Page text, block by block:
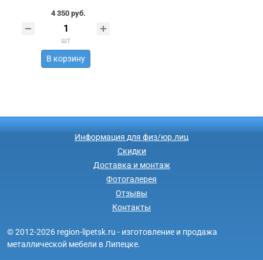
4 350 руб.
шт
В корзину
Информация для физ/юр.лиц
Скидки
Доставка и монтаж
Фотогалерея
Отзывы
Контакты
© 2012-2026 region-lipetsk.ru - изготовление и продажа
металлической мебели в Липецке.